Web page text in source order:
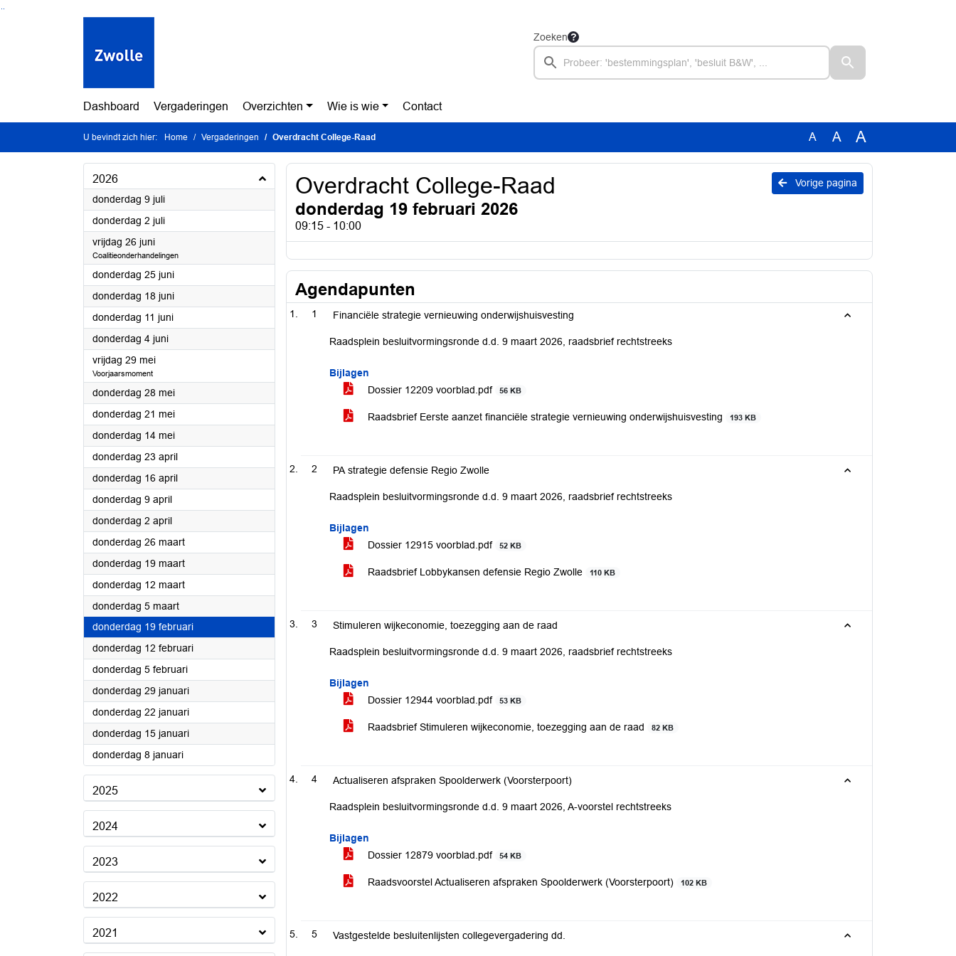
Ga naar de inhoud van deze pagina
Ga naar het zoeken
Ga naar het menu
Zoeken
Dashboard Vergaderingen Overzichten Wie is wie Contact
U bevindt zich hier: Home Vergaderingen Overdracht College-Raad A A A
2026
donderdag 9 juli2026
donderdag 2 juli2026
vrijdag 26 juni2026
Coalitieonderhandelingen
donderdag 25 juni2026
donderdag 18 juni2026
donderdag 11 juni2026
donderdag 4 juni2026
vrijdag 29 mei2026
Voorjaarsmoment
donderdag 28 mei2026
donderdag 21 mei2026
donderdag 14 mei2026
donderdag 23 april2026
donderdag 16 april2026
donderdag 9 april2026
donderdag 2 april2026
donderdag 26 maart2026
donderdag 19 maart2026
donderdag 12 maart2026
donderdag 5 maart2026
donderdag 19 februari2026
donderdag 12 februari2026
donderdag 5 februari2026
donderdag 29 januari2026
donderdag 22 januari2026
donderdag 15 januari2026
donderdag 8 januari2026
2025
2024
2023
2022
2021
Vorige pagina
Overdracht College-Raad
donderdag 19 februari 2026
09:15 - 10:00
Agendapunten
1 Financiële strategie vernieuwing onderwijshuisvesting
Raadsplein besluitvormingsronde d.d. 9 maart 2026, raadsbrief rechtstreeks
Bijlagen
Dossier 12209 voorblad.pdf
56 KB
Raadsbrief Eerste aanzet financiële strategie vernieuwing onderwijshuisvesting 193 KB
2 PA strategie defensie Regio Zwolle
Raadsplein besluitvormingsronde d.d. 9 maart 2026, raadsbrief rechtstreeks
Bijlagen
Dossier 12915 voorblad.pdf
52 KB
Raadsbrief Lobbykansen defensie Regio Zwolle 110 KB
3 Stimuleren wijkeconomie, toezegging aan de raad
Raadsplein besluitvormingsronde d.d. 9 maart 2026, raadsbrief rechtstreeks
Bijlagen
Dossier 12944 voorblad.pdf
53 KB
Raadsbrief Stimuleren wijkeconomie, toezegging aan de raad 82 KB
4 Actualiseren afspraken Spoolderwerk (Voorsterpoort)
Raadsplein besluitvormingsronde d.d. 9 maart 2026, A-voorstel rechtstreeks
Bijlagen
Dossier 12879 voorblad.pdf
54 KB
Raadsvoorstel Actualiseren afspraken Spoolderwerk (Voorsterpoort) 102 KB
5 Vastgestelde besluitenlijsten collegevergadering dd.